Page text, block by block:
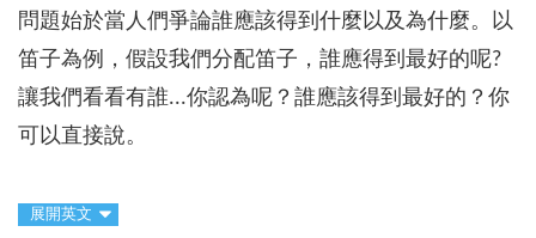
問題始於當人們爭論誰應該得到什麼以及為什麼。以
笛子為例，假設我們分配笛子，誰應得到最好的呢?
讓我們看看有誰...你認為呢？誰應該得到最好的？你
可以直接說。
展開英文